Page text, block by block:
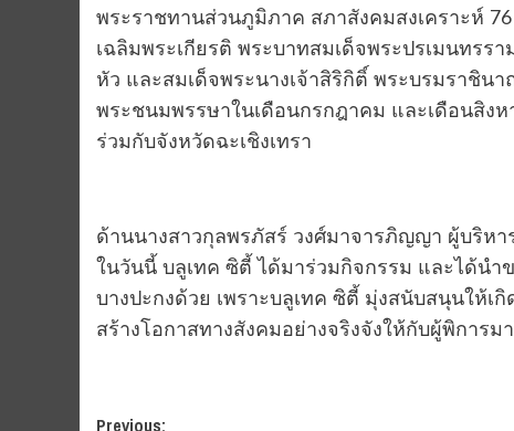
พระราชทานส่วนภูมิภาค สภาสังคมสงเคราะห์
เฉลิมพระเกียรติ พระบาทสมเด็จพระปรเมนทรร
หัว และสมเด็จพระนางเจ้าสิริกิติ์ พระบรมราชิน
พระชนมพรรษาในเดือนกรกฎาคม และเดือนสิง
ร่วมกับจังหวัดฉะเชิงเทรา
ด้านนางสาวกุลพรภัสร์ วงศ์มาจารภิญญา ผู้บริห
ในวันนี้ บลูเทค ซิตี้ ได้มาร่วมกิจกรรม และได้น
บางปะกงด้วย เพราะบลูเทค ซิตี้ มุ่งสนับสนุนให้เ
สร้างโอกาสทางสังคมอย่างจริงจังให้กับผู้พิการม
Previous: